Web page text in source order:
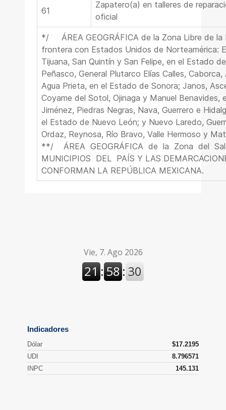
61
Zapatero(a) en talleres de
oficial
*/
ÁREA GEOGRÁFICA de la Zona Libre de
frontera con Estados Unidos de Norteamérica:
Tijuana, San Quintín y San Felipe, en el Estado
Peñasco, General Plutarco Elías Calles,
Agua Prieta, en el Estado de Sonora; Janos,
Coyame del Sotol, Ojinaga y Manuel Benavides,
Jiménez, Piedras Negras, Nava, Guerrero e
el Estado de Nuevo León; y Nuevo Laredo,
Ordaz, Reynosa, Río Bravo, Valle Hermoso y
**/
ÁREA GEOGRÁFICA de la Zona del
MUNICIPIOS DEL PAÍS Y LAS
CONFORMAN LA REPÚBLICA MEXICANA.